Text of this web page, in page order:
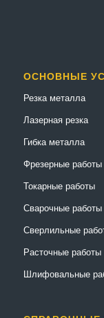
ОСНОВНЫЕ
Резка металла
Лазерная резка
Гибка металла
Фрезерные работы
Токарные работы
Сварочные работы
Сверлильные
Расточные работы
Шлифовальные